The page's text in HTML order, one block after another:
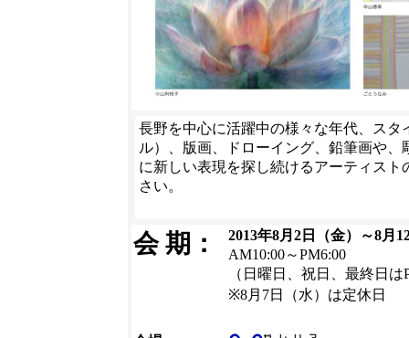
長野を中心に活躍中の様々な年代、ス
ル）、版画、ドローイング、鉛筆画や
に新しい表現を探し続けるアーティス
さい。
会 期：
2013年8月2日（金）～8月
AM10:00～PM6:00
（日曜日、祝日、最終日は
※8月7日（水）は定休日